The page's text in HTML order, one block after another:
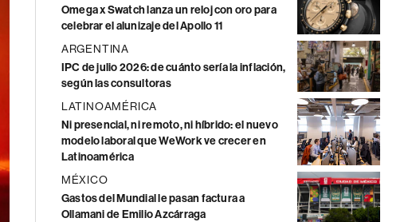
Omega x Swatch lanza un reloj con oro para
celebrar el alunizaje del Apollo 11
ARGENTINA
IPC de julio 2026: de cuánto sería la inflación,
según las consultoras
LATINOAMÉRICA
Ni presencial, ni remoto, ni híbrido: el nuevo
modelo laboral que WeWork ve crecer en
Latinoamérica
MÉXICO
Gastos del Mundial le pasan factura a
Ollamani de Emilio Azcárraga